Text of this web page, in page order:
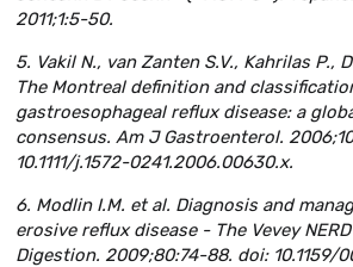
2011;1:5-50.
5. Vakil N., van Zanten S.V., Kahrilas P.,
The Montreal definition and
gastroesophageal reflux disease: a
consensus. Am J Gastroenterol.
10.1111/j.1572-0241.2006.00630.x.
6. Modlin I.M. et al. Diagnosis and
erosive reflux disease - The Vevey
Digestion. 2009;80:74-88. doi: 10.1159/